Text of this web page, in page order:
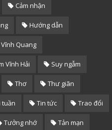
Cảm nhận
Hướng dẫn
Quang
Vĩnh Hải Suy ngẫm
Thơ Thư giãn
tuần Tin tức Trao đổi
Tưởng nhớ Tản mạn